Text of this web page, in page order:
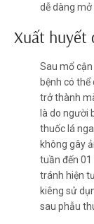
dễ dàng mở
Xuất huyết
Sau mổ
bệnh có
trở thành
là do người
thuốc lá
không gây
tuần đến
tránh hiện
kiêng sử
sau phẫu